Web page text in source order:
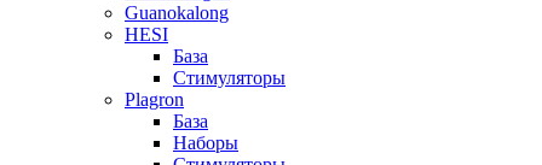
Guanokalong
HESI
База
Стимуляторы
Plagron
База
Наборы